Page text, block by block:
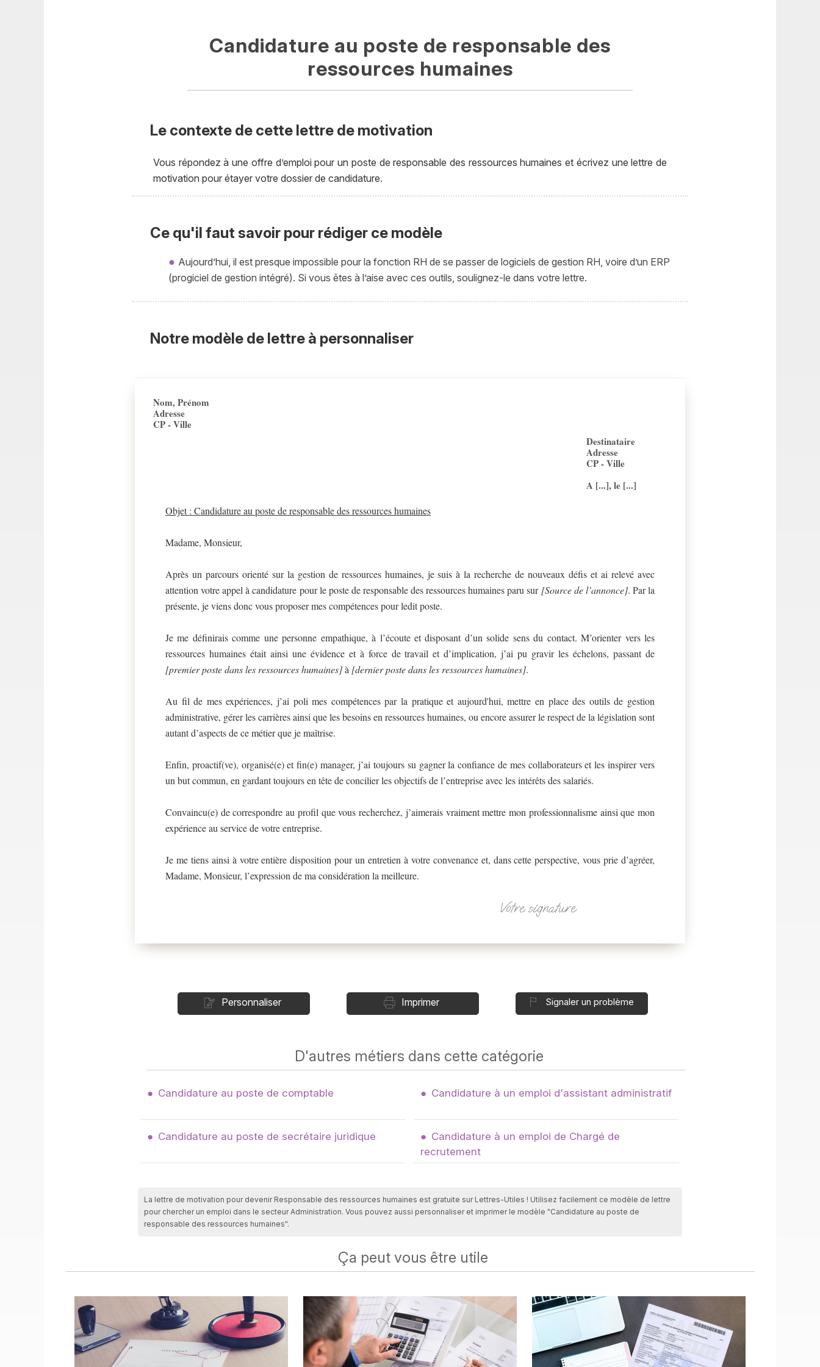
Candidature au poste de responsable des
ressources humaines
Le contexte de cette lettre de motivation
Vous répondez à une offre d’emploi pour un poste de responsable des ressources humaines et écrivez une lettre de
motivation pour étayer votre dossier de candidature.
Ce qu'il faut savoir pour rédiger ce modèle
Aujourd’hui, il est presque impossible pour la fonction RH de se passer de logiciels de gestion RH, voire d’un ERP
(progiciel de gestion intégré). Si vous êtes à l’aise avec ces outils, soulignez-le dans votre lettre.
Notre modèle de lettre à personnaliser
Nom, Prénom
Adresse
CP - Ville
Destinataire
Adresse
CP - Ville
A [...], le [...]
Objet : Candidature au poste de responsable des ressources humaines
Madame, Monsieur,
Après un parcours orienté sur la gestion de ressources humaines, je suis à la recherche de nouveaux défis et ai relevé avec
attention votre appel à candidature pour le poste de responsable des ressources humaines paru sur [Source de l’annonce]. Par la
présente, je viens donc vous proposer mes compétences pour ledit poste.
Je me définirais comme une personne empathique, à l’écoute et disposant d’un solide sens du contact. M’orienter vers les
ressources humaines était ainsi une évidence et à force de travail et d’implication, j’ai pu gravir les échelons, passant de
[premier poste dans les ressources humaines]à [dernier poste dans les ressources humaines].
Au fil de mes expériences, j’ai poli mes compétences par la pratique et aujourd'hui, mettre en place des outils de gestion
administrative, gérer les carrières ainsi que les besoins en ressources humaines, ou encore assurer le respect de la législation sont
autant d’aspects de ce métier que je maîtrise.
Enfin, proactif(ve), organisé(e) et fin(e) manager, j’ai toujours su gagner la confiance de mes collaborateurs et les inspirer vers
un but commun, en gardant toujours en tête de concilier les objectifs de l’entreprise avec les intérêts des salariés.
Convaincu(e) de correspondre au profil que vous recherchez, j’aimerais vraiment mettre mon professionnalisme ainsi que mon
expérience au service de votre entreprise.
Je me tiens ainsi à votre entière disposition pour un entretien à votre convenance et, dans cette perspective, vous prie d’agréer,
Madame, Monsieur, l’expression de ma considération la meilleure.
Votre signature
Personnaliser Imprimer Signaler un problème
D'autres métiers dans cette catégorie
Candidature au poste de comptable Candidature à un emploi d'assistant administratif
Candidature au poste de secrétaire juridique
Candidature à un emploi de Chargé de
recrutement
La lettre de motivation pour devenir Responsable des ressources humaines est gratuite sur Lettres-Utiles ! Utilisez facilement ce modèle de lettre
pour chercher un emploi dans le secteur Administration. Vous pouvez aussi personnaliser et imprimer le modèle "Candidature au poste de
responsable des ressources humaines".
Ça peut vous être utile